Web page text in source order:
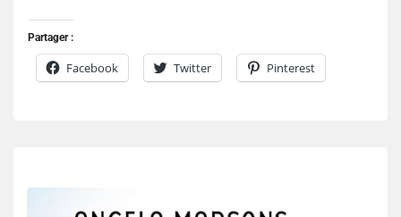
Partager :
Facebook Twitter Pinterest